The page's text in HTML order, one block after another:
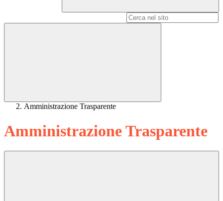
Amministrazione Trasparente
Amministrazione Trasparente